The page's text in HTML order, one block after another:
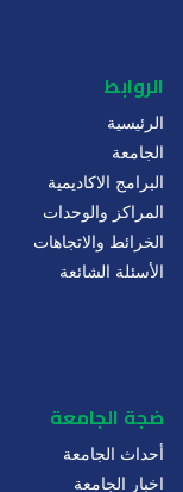
الروابط
الرئيسية
الجامعة
البرامج الاكاديمية
المراكز والوحدات
الخرائط والاتجاهات
الأسئلة الشائعة
ضجة الجامعة
أحداث الجامعة
اخبار الجامعة